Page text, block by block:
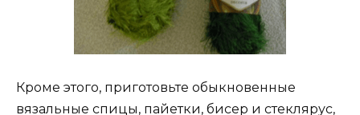
Кроме этого, приготовьте обыкновенные
вязальные спицы, пайетки, бисер и стеклярус,